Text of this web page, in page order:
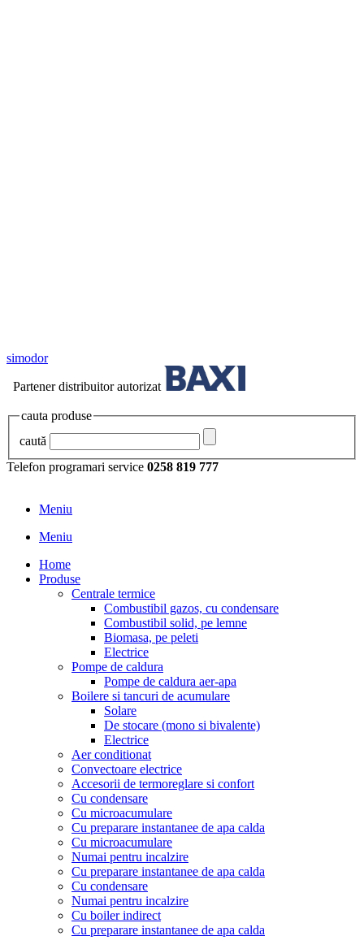
simodor
Partener distribuitor autorizat
cauta produse
caută
Telefon programari service 0258 819 777
Meniu
Meniu
Home
Produse
Centrale termice
Combustibil gazos, cu condensare
Combustibil solid, pe lemne
Biomasa, pe peleti
Electrice
Pompe de caldura
Pompe de caldura aer-apa
Boilere si tancuri de acumulare
Solare
De stocare (mono si bivalente)
Electrice
Aer conditionat
Convectoare electrice
Accesorii de termoreglare si confort
Cu condensare
Cu microacumulare
Cu preparare instantanee de apa calda
Cu microacumulare
Numai pentru incalzire
Cu preparare instantanee de apa calda
Cu condensare
Numai pentru incalzire
Cu boiler indirect
Cu preparare instantanee de apa calda